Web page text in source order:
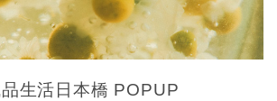
生活日本橋 POPUP